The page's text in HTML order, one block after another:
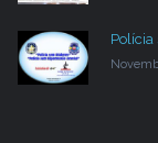
Polícia